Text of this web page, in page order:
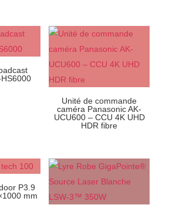
HS6000
Unité de commande
caméra Panasonic AK-
UCU600 – CCU 4K UHD
HDR fibre
P3.9
mm